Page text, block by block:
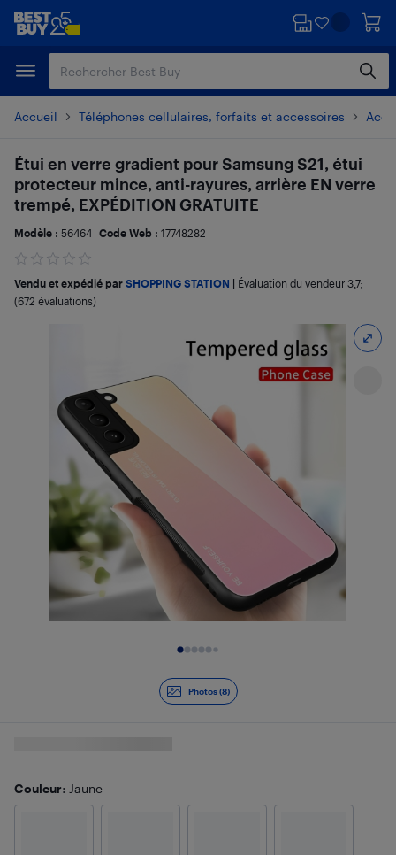
Passer
principal
Passer
Accueil Téléphones cellulaires, forfaits et accessoires
Photos (8)
Étui en verre gradient pour Samsung S21, étui
protecteur mince, anti-rayures, arrière EN verre
trempé, EXPÉDITION GRATUITE
Modèle : 56464 Code Web : 17748282
Vendu et expédié par SHOPPING STATION Évaluation du vendeur 3,7;
(672 évaluations)
Couleur: Jaune